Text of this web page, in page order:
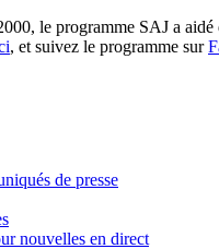
le programme SAJ a
, et suivez le programme sur
de presse
nouvelles en direct